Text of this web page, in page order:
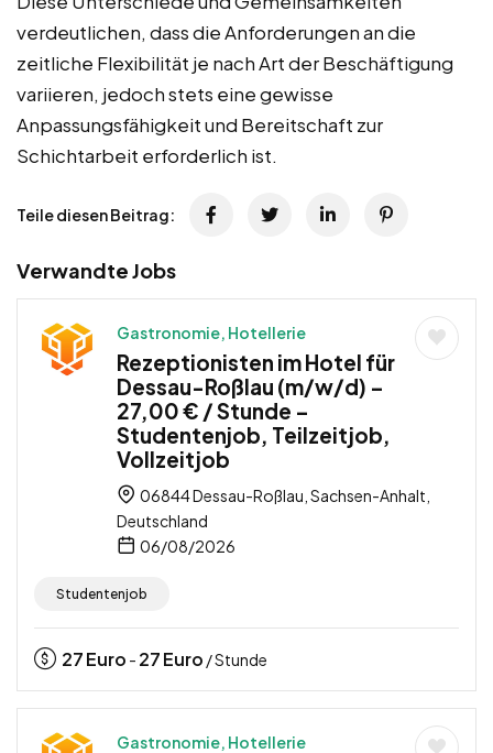
verdeutlichen, dass die Anforderungen an die
zeitliche Flexibilität je nach Art der Beschäftigung
variieren, jedoch stets eine gewisse
Anpassungsfähigkeit und Bereitschaft zur
Schichtarbeit erforderlich ist.
Teile diesen Beitrag:
Verwandte Jobs
Gastronomie, Hotellerie
Rezeptionisten im Hotel für
Dessau-Roßlau (m/w/d) –
27,00 € / Stunde –
Studentenjob, Teilzeitjob,
Vollzeitjob
06844 Dessau-Roßlau, Sachsen-Anhalt,
Deutschland
06/08/2026
Studentenjob
27Euro - 27Euro / Stunde
Gastronomie, Hotellerie